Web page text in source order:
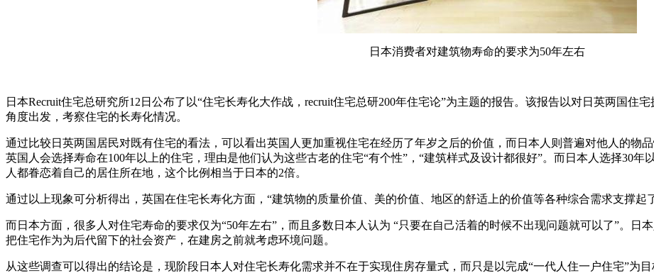
日本消费者对建筑物寿命的要求为50年左右
日本Recruit住宅总研究所12日公布了以“住宅长寿化大作战，recruit住宅总研200年住宅论”为主题的报告。该报告以对日英两国住
角度出发，考察住宅的长寿化情况。
通过比较日英两国居民对既有住宅的看法，可以看出英国人更加重视住宅在经历了年岁之后的价值，而日本人则普遍对他人的物
英国人会选择寿命在100年以上的住宅，理由是他们认为这些古老的住宅“有个性”，“建筑样式及设计都很好”。而日本人选择30年
人都眷恋着自己的居住所在地，这个比例相当于日本的2倍。
通过以上现象可分析得出，英国在住宅长寿化方面，“建筑物的质量价值、美的价值、地区的舒适上的价值等各种综合需求支撑起
而日本方面，很多人对住宅寿命的要求仅为“50年左右”，而且多数日本人认为 “只要在自己活着的时候不出现问题就可以了”。日
把住宅作为为后代留下的社会资产，在建房之前就考虑环境问题。
从这些调查可以得出的结论是，现阶段日本人对住宅长寿化需求并不在于实现住房存量式，而只是以完成“一代人住一户住宅”为目